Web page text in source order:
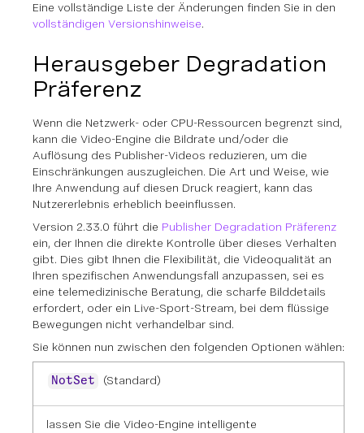
Eine vollständige Liste der Änderungen finden Sie in den
vollständigen Versionshinweise.
Herausgeber Degradation
Präferenz
Wenn die Netzwerk- oder CPU-Ressourcen begrenzt sind,
kann die Video-Engine die Bildrate und/oder die
Auflösung des Publisher-Videos reduzieren, um die
Einschränkungen auszugleichen. Die Art und Weise, wie
Ihre Anwendung auf diesen Druck reagiert, kann das
Nutzererlebnis erheblich beeinflussen.
Version 2.33.0 führt die Publisher Degradation Präferenz
ein, der Ihnen die direkte Kontrolle über dieses Verhalten
gibt. Dies gibt Ihnen die Flexibilität, die Videoqualität an
Ihren spezifischen Anwendungsfall anzupassen, sei es
eine telemedizinische Beratung, die scharfe Bilddetails
erfordert, oder ein Live-Sport-Stream, bei dem flüssige
Bewegungen nicht verhandelbar sind.
Sie können nun zwischen den folgenden Optionen wählen:
NotSet (Standard)
lassen Sie die Video-Engine intelligente